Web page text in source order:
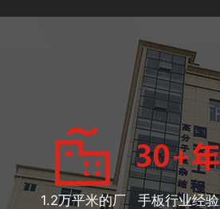
1.2万平米的厂
手板行业经验